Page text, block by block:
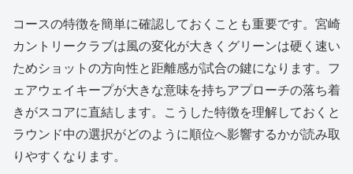
コースの特徴を簡単に確認しておくことも重要です。宮崎
カントリークラブは風の変化が大きくグリーンは硬く速い
ためショットの方向性と距離感が試合の鍵になります。フ
ェアウェイキープが大きな意味を持ちアプローチの落ち着
きがスコアに直結します。こうした特徴を理解しておくと
ラウンド中の選択がどのように順位へ影響するかが読み取
りやすくなります。